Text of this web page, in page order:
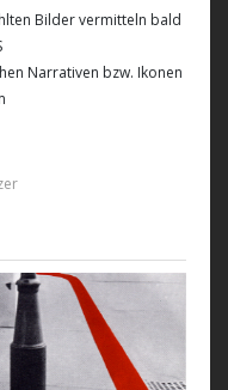
Bilder vermitteln bald
Narrativen bzw. Ikonen